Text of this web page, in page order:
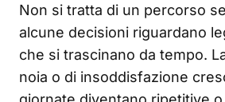
Non si tratta di un percorso
alcune decisioni riguardano
che si trascinano da tempo.
noia o di insoddisfazione